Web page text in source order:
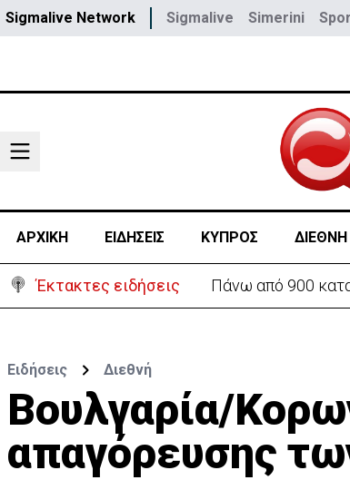
Sigmalive Network Sigmalive Simerini
ΑΡΧΙΚΗ ΕΙΔΗΣΕΙΣ ΚΥΠΡΟΣ ΔΙΕΘΝΗ
Έκτακτες ειδήσεις Πάνω από 900
Ειδήσεις Διεθνή
Βουλγαρία/
απαγόρευσης